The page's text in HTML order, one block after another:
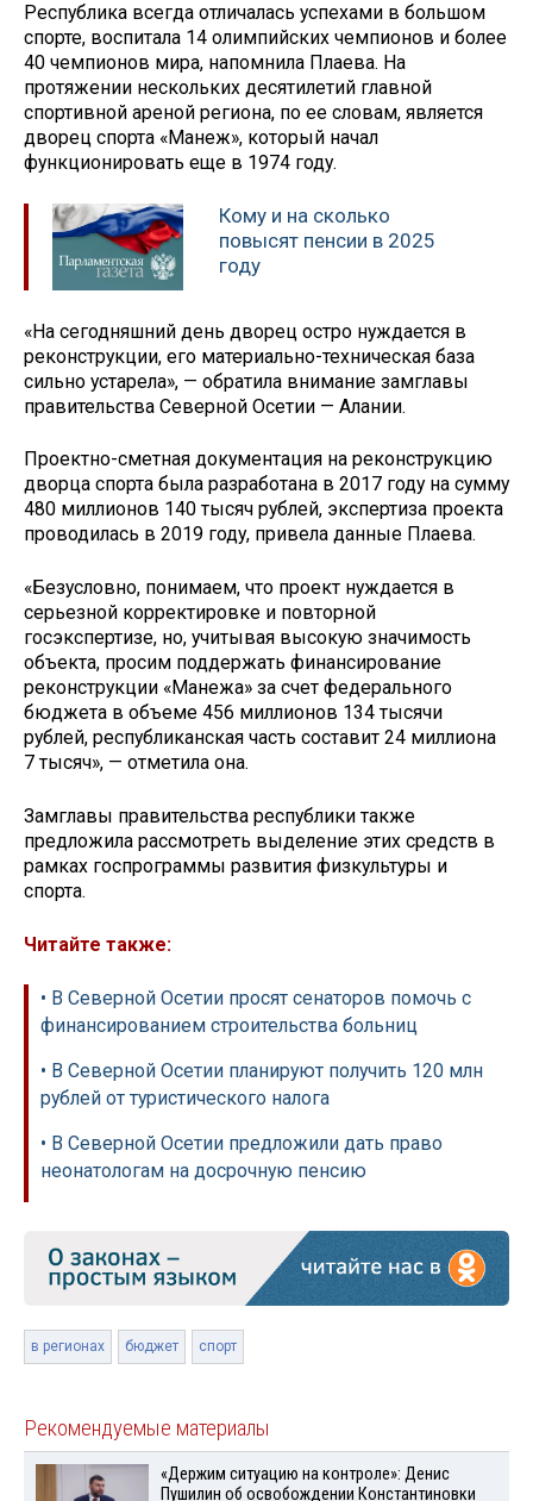
Республика всегда отличалась успехами в большом
спорте, воспитала 14 олимпийских чемпионов и более
40 чемпионов мира, напомнила Плаева. На
протяжении нескольких десятилетий главной
спортивной ареной региона, по ее словам, является
дворец спорта «Манеж», который начал
функционировать еще в 1974 году.
Кому и на сколько
повысят пенсии в 2025
году
«На сегодняшний день дворец остро нуждается в
реконструкции, его материально-техническая база
сильно устарела», — обратила внимание замглавы
правительства Северной Осетии — Алании.
Проектно-сметная документация на реконструкцию
дворца спорта была разработана в 2017 году на сумму
480 миллионов 140 тысяч рублей, экспертиза проекта
проводилась в 2019 году, привела данные Плаева.
«Безусловно, понимаем, что проект нуждается в
серьезной корректировке и повторной
госэкспертизе, но, учитывая высокую значимость
объекта, просим поддержать финансирование
реконструкции «Манежа» за счет федерального
бюджета в объеме 456 миллионов 134 тысячи
рублей, республиканская часть составит 24 миллиона
7 тысяч», — отметила она.
Замглавы правительства республики также
предложила рассмотреть выделение этих средств в
рамках госпрограммы развития физкультуры и
спорта.
Читайте также:
• В Северной Осетии просят сенаторов помочь с
финансированием строительства больниц
• В Северной Осетии планируют получить 120 млн
рублей от туристического налога
• В Северной Осетии предложили дать право
неонатологам на досрочную пенсию
в регионах бюджет спорт
Рекомендуемые материалы
«Держим ситуацию на контроле»: Денис
Пушилин об освобождении Константиновки